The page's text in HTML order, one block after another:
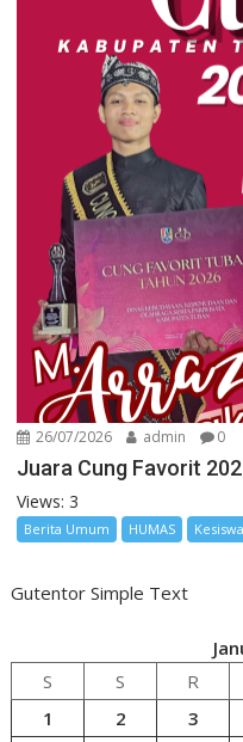
26/07/2026 admin 0
Juara Cung Favorit
Views: 3
Berita Umum HUMAS
Gutentor Simple Text
S
S R
1
2 3